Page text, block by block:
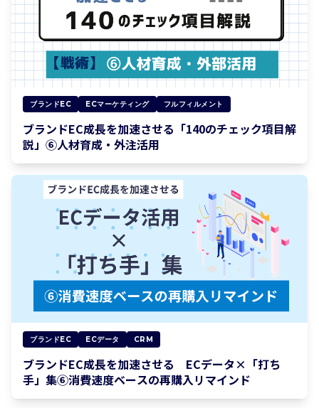
ブランドEC ECマーケティング フルフィルメント
ブランドEC成長を加速させる「140のチェック項目解
説」⑥人材育成・外注活用
ブランドEC ECデータ CRM
ブランドEC成長を加速させる ECデータ×「打ち
手」集⑥消費速度ベースの再購入リマインド